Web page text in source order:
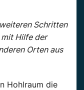
Schritten
Hilfe der
Orten aus
Hohlraum die